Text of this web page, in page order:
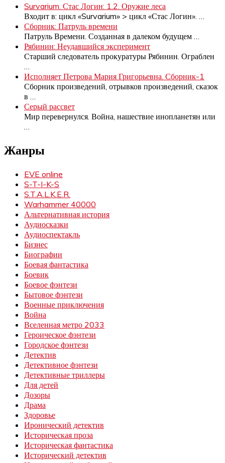
Survarium. Стас Логин: 1.2. Оружие леса
Входит в: цикл «Survarium» > цикл «Стас Логин».
Сборник: Патруль времени
Патруль Времени. Созданная в далеком будущем
Рябинин: Неудавшийся эксперимент
Старший следователь прокуратуры Рябинин. Ограблен
Исполняет Петрова Мария Григорьевна. Сборник-1
Сборник произведений, отрывков произведений, сказок
в
Серый рассвет
Мир перевернулся. Война, нашествие инопланетян или
Жанры
EVE online
S-T-I-K-S
S.T.A.L.K.E.R.
Warhammer 40000
Альтернативная история
Аудиосказки
Аудиоспектакль
Бизнес
Биографии
Боевая фантастика
Боевик
Боевое фэнтези
Бытовое фэнтези
Военные приключения
Война
Вселенная метро 2033
Героическое фэнтези
Городское фэнтези
Детектив
Детективное фэнтези
Детективные триллеры
Для детей
Дозоры
Драма
Здоровье
Иронический детектив
Историческая проза
Историческая фантастика
Исторический детектив